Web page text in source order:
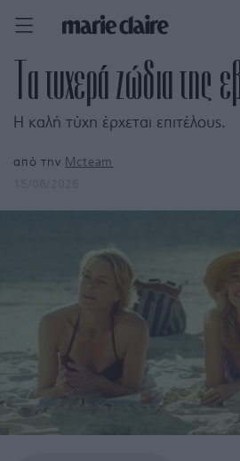
Τα τυχερά ζώδια της
Η καλή τύχη έρχεται επιτέλους.
από την Mcteam